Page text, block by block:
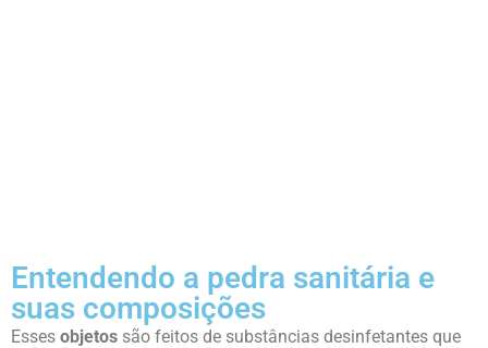
Entendendo a pedra sanitária e
suas composições
Esses objetos são feitos de substâncias desinfetantes que